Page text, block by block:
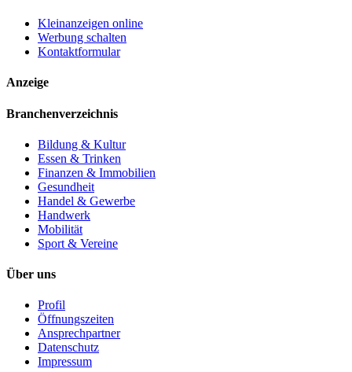
Kleinanzeigen online
Werbung schalten
Kontaktformular
Anzeige
Branchenverzeichnis
Bildung & Kultur
Essen & Trinken
Finanzen & Immobilien
Gesundheit
Handel & Gewerbe
Handwerk
Mobilität
Sport & Vereine
Über uns
Profil
Öffnungszeiten
Ansprechpartner
Datenschutz
Impressum